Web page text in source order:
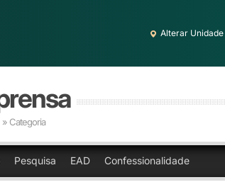
Alterar Unidade
» Categoria
Pesquisa EAD Confessionalidade